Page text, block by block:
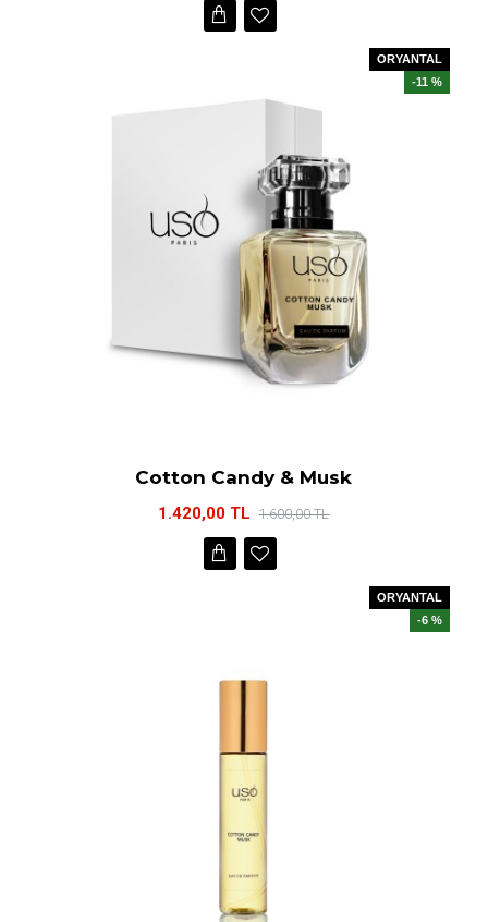
ORYANTAL
-11 %
Cotton Candy & Musk
1.420,00 TL 1.600,00 TL
ORYANTAL
-6 %